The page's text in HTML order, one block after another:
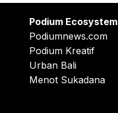
Podium Ecosystem
Podiumnews.com
Podium Kreatif
Urban Bali
Menot Sukadana